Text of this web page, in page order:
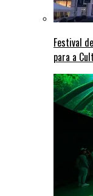
Festival
para a